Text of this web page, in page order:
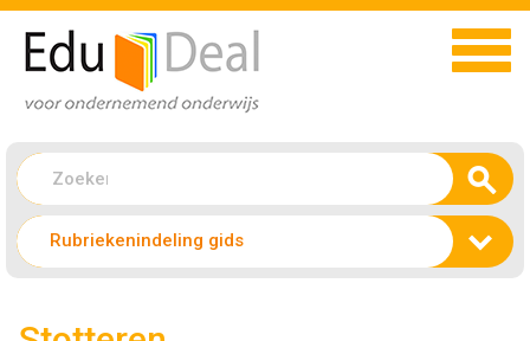
Rubriekenindeling gids